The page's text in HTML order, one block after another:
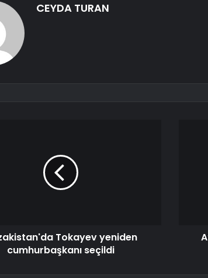
CEYDA TURAN
Tokayev yeniden
cumhurbaşkanı seçildi